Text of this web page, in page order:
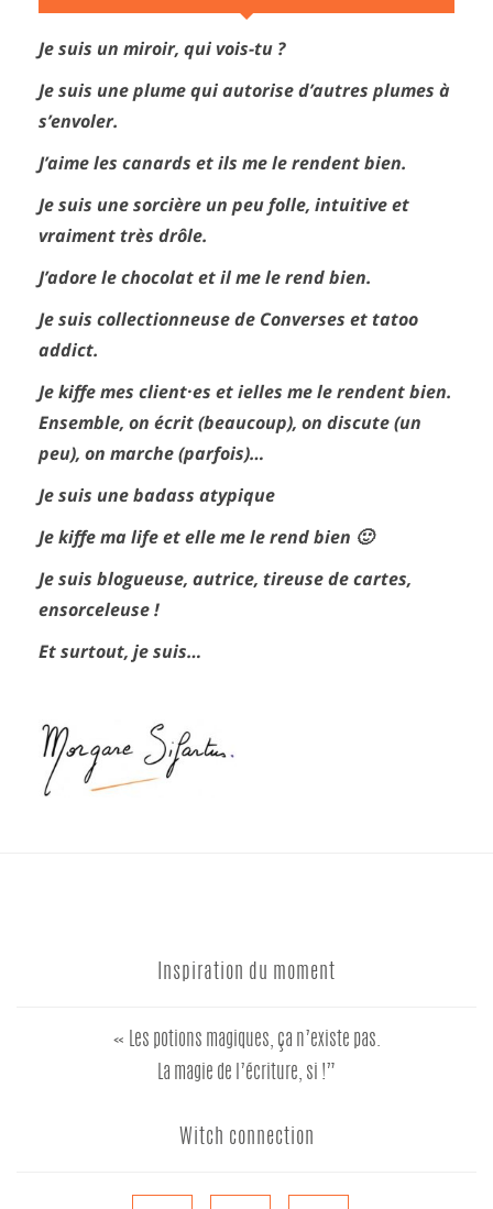
Je suis un miroir, qui vois-tu ?
Je suis une plume qui autorise d’autres plumes à
s’envoler.
J’aime les canards et ils me le rendent bien.
Je suis une sorcière un peu folle, intuitive et
vraiment très drôle.
J’adore le chocolat et il me le rend bien.
Je suis collectionneuse de Converses et tatoo
addict.
Je kiffe mes client·es et ielles me le rendent bien.
Ensemble, on écrit (beaucoup), on discute (un
peu), on marche (parfois)…
Je suis une badass atypique
Je kiffe ma life et elle me le rend bien 🙂
Je suis blogueuse, autrice, tireuse de cartes,
ensorceleuse !
Et surtout, je suis…
Inspiration du moment
« Les potions magiques, ça n’existe pas.
La magie de l’écriture, si !”
Witch connection